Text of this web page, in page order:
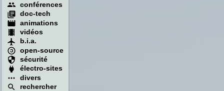
conférences
doc-tech
animations
vidéos
b.i.a.
open-source
sécurité
électro-sites
divers
rechercher